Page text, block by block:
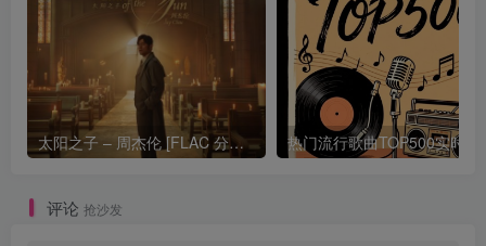
太阳之子 – 周杰伦 [FLAC 分轨 192Khz 24bit]
评论 抢沙发